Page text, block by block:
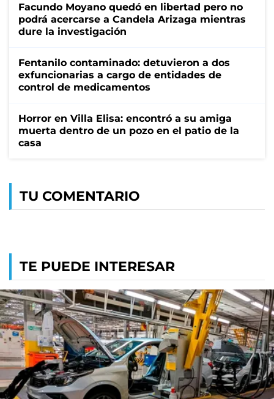
Facundo Moyano quedó en libertad pero no
podrá acercarse a Candela Arizaga mientras
dure la investigación
Fentanilo contaminado: detuvieron a dos
exfuncionarias a cargo de entidades de
control de medicamentos
Horror en Villa Elisa: encontró a su amiga
muerta dentro de un pozo en el patio de la
casa
TU COMENTARIO
TE PUEDE INTERESAR